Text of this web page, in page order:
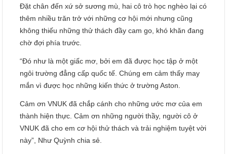
Đặt chân đến xứ sở sương mù, hai cô trò học nghèo lại có
thêm nhiều trăn trở với những cơ hội mới nhưng cũng
không thiếu những thử thách đầy cam go, khó khăn đang
chờ đợi phía trước.
“Đó như là một giấc mơ, bởi em đã được học tập ở một
ngôi trường đẳng cấp quốc tế. Chúng em cảm thấy may
mắn vì được học những kiến thức ở trường Aston.
Cảm ơn VNUK đã chắp cánh cho những ước mơ của em
thành hiện thực. Cảm ơn những người thầy, người cô ở
VNUK đã cho em cơ hội thử thách và trải nghiệm tuyệt vời
này”, Như Quỳnh chia sẻ.